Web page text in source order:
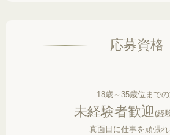
応募資格
18歳～35歳位まで
未経験者歓迎 (経
真面目に仕事を頑張